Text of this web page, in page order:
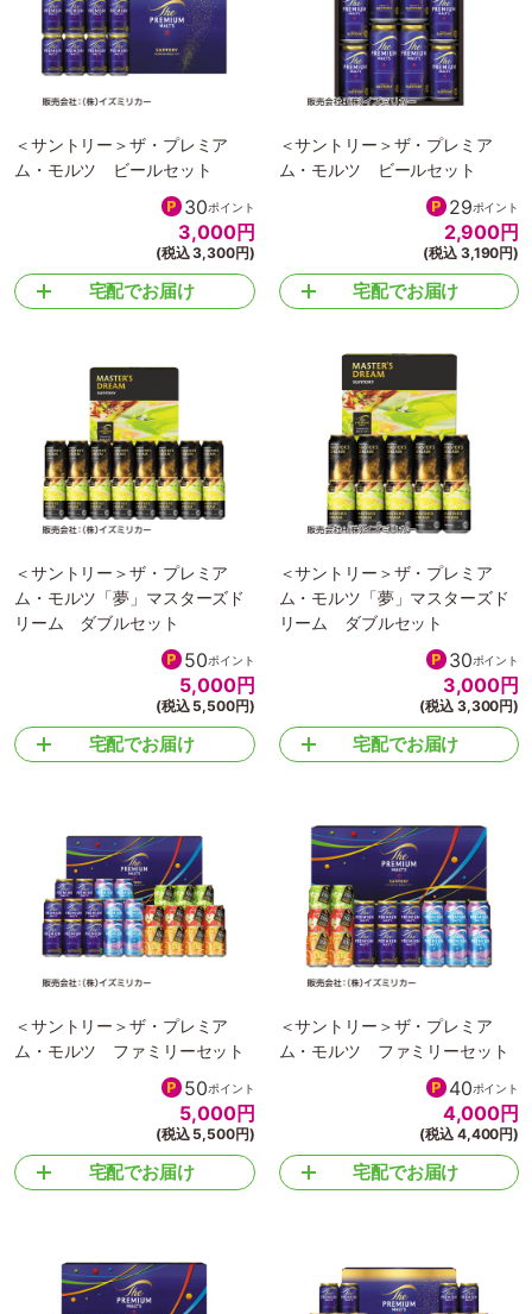
＜サントリー＞ザ・プレミア
ム・モルツ ビールセット
30ポイント
3,000円
(税込 3,300円)
宅配でお届け
＜サントリー＞ザ・プレミア
ム・モルツ ビールセット
29ポイント
2,900円
(税込 3,190円)
宅配でお届け
＜サントリー＞ザ・プレミア
ム・モルツ「夢」マスターズド
リーム ダブルセット
50ポイント
5,000円
(税込 5,500円)
宅配でお届け
＜サントリー＞ザ・プレミア
ム・モルツ「夢」マスターズド
リーム ダブルセット
30ポイント
3,000円
(税込 3,300円)
宅配でお届け
＜サントリー＞ザ・プレミア
ム・モルツ ファミリーセット
50ポイント
5,000円
(税込 5,500円)
宅配でお届け
＜サントリー＞ザ・プレミア
ム・モルツ ファミリーセット
40ポイント
4,000円
(税込 4,400円)
宅配でお届け